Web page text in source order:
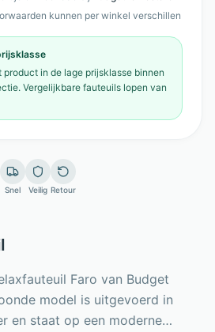
kunnen per winkel verschillen
product in de lage prijsklasse binnen
Vergelijkbare fauteuils lopen van
Snel Veilig Retour
Faro van Budget
model is uitgevoerd in
en staat op een moderne